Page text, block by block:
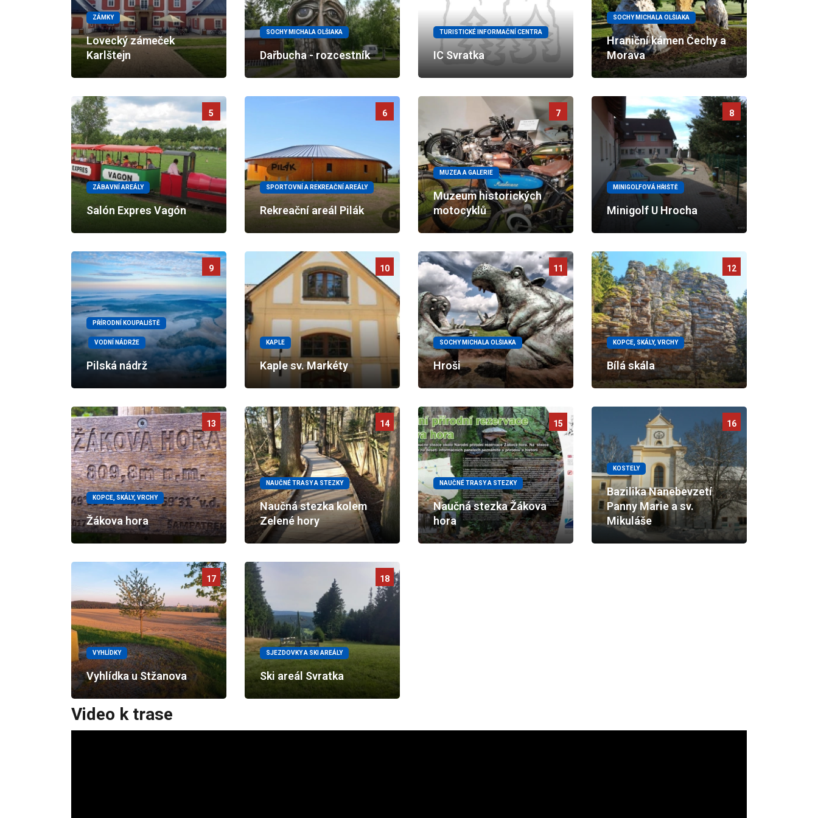
ZÁMKY
Lovecký zámeček
Karlštejn
SOCHY MICHALA OLŠIAKA
Dařbucha - rozcestník
TURISTICKÉ INFORMAČNÍ CENTRA
IC Svratka
SOCHY MICHALA OLŠIAKA
Hraniční kámen Čechy a
Morava
5
ZÁBAVNÍ AREÁLY
Salón Expres Vagón
6
SPORTOVNÍ A REKREAČNÍ AREÁLY
Rekreační areál Pilák
7
MUZEA A GALERIE
Muzeum historických
motocyklů
8
MINIGOLFOVÁ HŘIŠTĚ
Minigolf U Hrocha
9
PŘÍRODNÍ KOUPALIŠTĚ
VODNÍ NÁDRŽE
Pilská nádrž
10
KAPLE
Kaple sv. Markéty
11
SOCHY MICHALA OLŠIAKA
Hroši
12
KOPCE, SKÁLY, VRCHY
Bílá skála
13
KOPCE, SKÁLY, VRCHY
Žákova hora
14
NAUČNÉ TRASY A STEZKY
Naučná stezka kolem
Zelené hory
15
NAUČNÉ TRASY A STEZKY
Naučná stezka Žákova
hora
16
KOSTELY
Bazilika Nanebevzetí
Panny Marie a sv.
Mikuláše
17
VYHLÍDKY
Vyhlídka u Stžanova
18
SJEZDOVKY A SKI AREÁLY
Ski areál Svratka
Video k trase